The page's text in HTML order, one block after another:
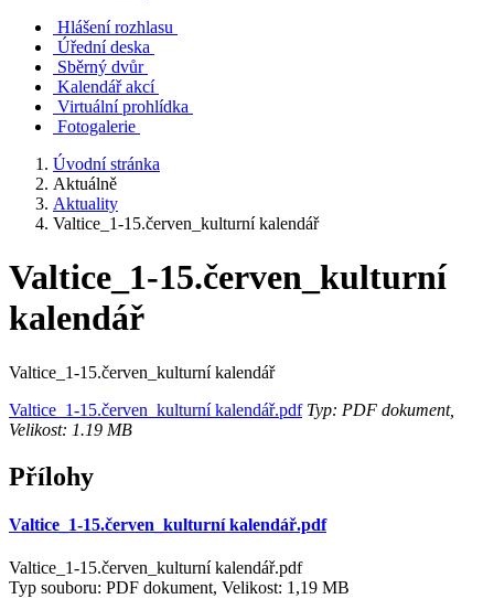
Hlášení rozhlasu
Úřední deska
Sběrný dvůr
Kalendář akcí
Virtuální prohlídka
Fotogalerie
Úvodní stránka
Aktuálně
Aktuality
Valtice_1-15.červen_kulturní kalendář
Valtice_1-15.červen_kulturní
kalendář
Valtice_1-15.červen_kulturní kalendář
Valtice_1-15.červen_kulturní kalendář.pdfTyp: PDF dokument,
Velikost: 1.19 MB
Přílohy
Valtice_1-15.červen_kulturní kalendář.pdf
Valtice_1-15.červen_kulturní kalendář.pdf
Typ souboru: PDF dokument, Velikost: 1,19 MB